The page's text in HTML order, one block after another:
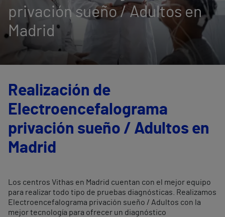
privación sueño / Adultos en
Madrid
Realización de
Electroencefalograma
privación sueño / Adultos en
Madrid
Los centros Vithas en Madrid cuentan con el mejor equipo
para realizar todo tipo de pruebas diagnósticas. Realizamos
Electroencefalograma privación sueño / Adultos con la
mejor tecnología para ofrecer un diagnóstico